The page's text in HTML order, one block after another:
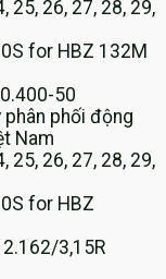
25, 26, 27, 28, 29,
for HBZ 132M
50
phân phối động
Nam
25, 26, 27, 28, 29,
for HBZ
3,15R